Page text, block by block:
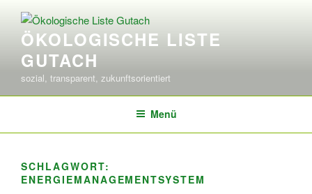
Inhalt
springenÖKOLOGISCHE LISTE
GUTACH
sozial, transparent, zukunftsorientiert
Menü
SCHLAGWORT:
ENERGIEMANAGEMENTSYSTEM